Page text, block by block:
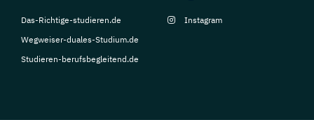
Das-Richtige-studieren.de
Wegweiser-duales-Studium.de
Studieren-berufsbegleitend.de
Instagram